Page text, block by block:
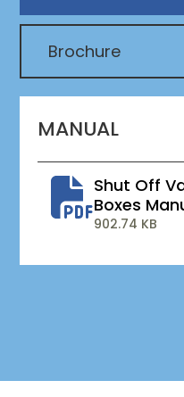
Brochure
MANUAL
Shut Off
Boxes
902.74 KB